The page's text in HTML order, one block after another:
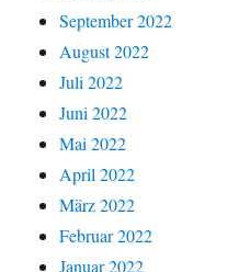
September 2022
August 2022
Juli 2022
Juni 2022
Mai 2022
April 2022
März 2022
Februar 2022
Januar 2022